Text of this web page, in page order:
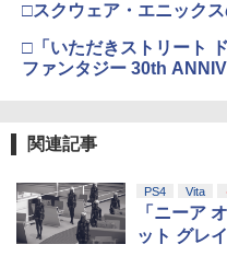
5
【純
トロ
3
劇場
窩座
4
劇場
窩座
□スクウェア・エニック
□「いただきストリート
ファンタジー 30th
関連記事
PS4 Vita
「ニーア
ット グレ